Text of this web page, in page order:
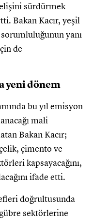
sürdürmek
Bakan Kacır, yeşil
yanı
de
yeni dönem
bu yıl emisyon
mali
Bakan Kacır;
çimento ve
kapsayacağını,
ifade etti.
doğrultusunda
sektörlerine